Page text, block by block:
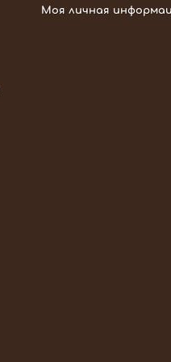
Моя личная